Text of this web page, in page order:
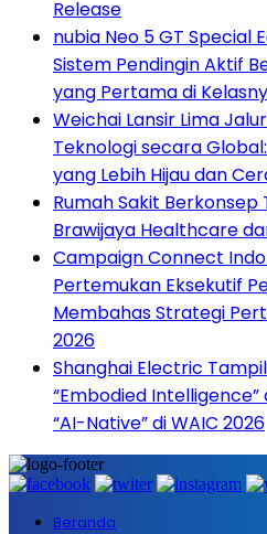
Release
nubia Neo 5 GT Special
Sistem Pendingin Aktif
yang Pertama di
Weichai Lansir Lima
Teknologi secara
yang Lebih Hijau dan
Rumah Sakit Berkonsep
Brawijaya Healthcare
Campaign Connect
Pertemukan Eksekutif
Membahas Strategi
2026
Shanghai Electric
“Embodied
“AI-Native” di WAIC 2026
Beranda